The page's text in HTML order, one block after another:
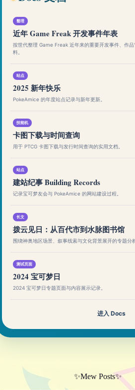
整理
近年 Game Freak 开发事件年表
按世代整理 Game Freak 近年来的重要开发事件、作
料。
站点
2025 新年快乐
PokeAmice 的年度站点记录与新年更新。
技能机
卡图下载与时间查询
用于 PTCG 卡图下载与发行时间查询的实用文档。
站点
建站纪事 Building Records
记录宝可梦友会与 PokeAmice 的网站建设过程。
长文
拨云见日：从百代市到水脉图书馆
围绕神奥地区场景、叙事线索与文化背景展开的专题分析
测试页面
2024 宝可梦日
2024 宝可梦日专题页面与内容展示记录。
进入 Docs
✨Mew Posts✨